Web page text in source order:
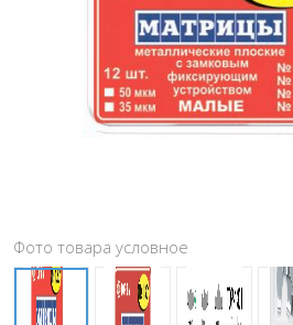
Фото товара условное